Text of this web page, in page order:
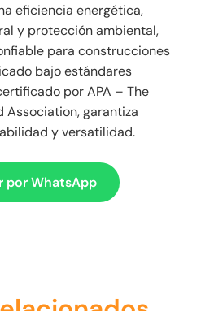
eficiencia energética,
y protección ambiental,
para construcciones
bajo estándares
por APA – The
Association, garantiza
y versatilidad.
por WhatsApp